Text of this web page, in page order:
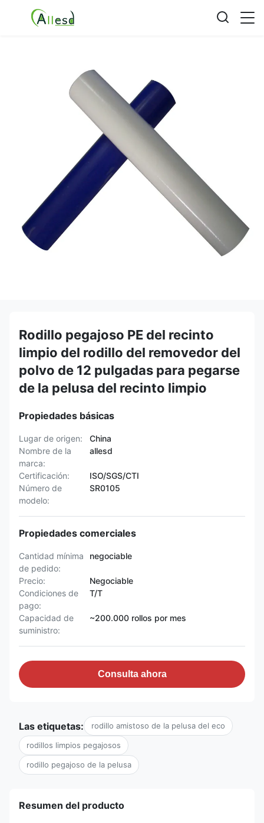
Rodillo pegajoso PE del recinto
limpio del rodillo del removedor del
polvo de 12 pulgadas para pegarse
de la pelusa del recinto limpio
Propiedades básicas
Lugar de origen:
China
Nombre de la
marca:
allesd
Certificación:
ISO/SGS/CTI
Número de
modelo:
SR0105
Propiedades comerciales
Cantidad mínima
de pedido:
negociable
Precio:
Negociable
Condiciones de
pago:
T/T
Capacidad de
suministro:
~200.000 rollos por mes
Consulta ahora
Las etiquetas: rodillo amistoso de la pelusa del eco
rodillos limpios pegajosos
rodillo pegajoso de la pelusa
Resumen del producto